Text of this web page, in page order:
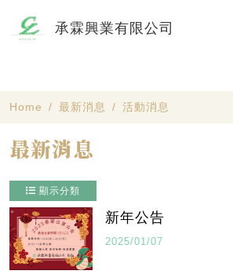
承霖興業有限公司
Home 最新消息 活動消息
最新消息
顯示分類
新年公告
2025/01/07